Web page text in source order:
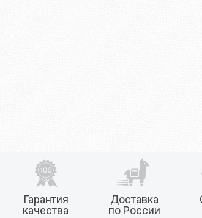
Гарантия
качества
Доставка
по России